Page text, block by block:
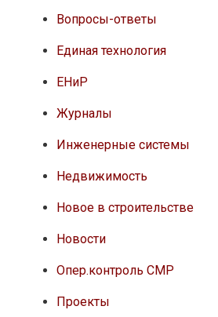
Вопросы-ответы
Единая технология
ЕНиР
Журналы
Инженерные системы
Недвижимость
Новое в строительстве
Новости
Опер.контроль СМР
Проекты